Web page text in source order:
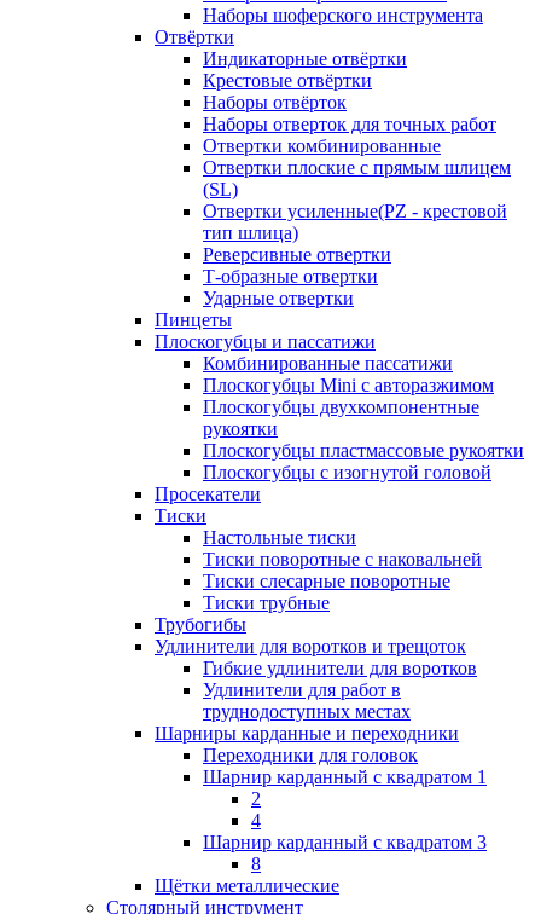
Наборы шоферского инструмента
Отвёртки
Индикаторные отвёртки
Крестовые отвёртки
Наборы отвёрток
Наборы отверток для точных работ
Отвертки комбинированные
Отвертки плоские с прямым шлицем
(SL)
Отвертки усиленные(PZ - крестовой
тип шлица)
Реверсивные отвертки
Т-образные отвертки
Ударные отвертки
Пинцеты
Плоскогубцы и пассатижи
Комбинированные пассатижи
Плоскогубцы Mini с авторазжимом
Плоскогубцы двухкомпонентные
рукоятки
Плоскогубцы пластмассовые рукоятки
Плоскогубцы с изогнутой головой
Просекатели
Тиски
Настольные тиски
Тиски поворотные с наковальней
Тиски слесарные поворотные
Тиски трубные
Трубогибы
Удлинители для воротков и трещоток
Гибкие удлинители для воротков
Удлинители для работ в
труднодоступных местах
Шарниры карданные и переходники
Переходники для головок
Шарнир карданный с квадратом 1
2
4
Шарнир карданный с квадратом 3
8
Щётки металлические
Столярный инструмент